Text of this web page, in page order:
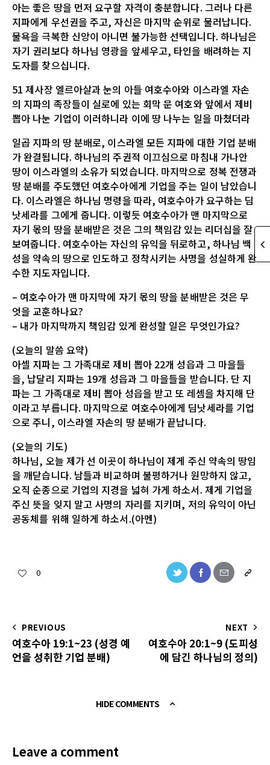
아는 좋은 땅을 먼저 요구할 자격이 충분합니다. 그러나 다른
지파에게 우선권을 주고, 자신은 마지막 순위로 물러납니다.
물욕을 극복한 신앙이 아니면 불가능한 선택입니다. 하나님은
자기 권리보다 하나님 영광을 앞세우고, 타인을 배려하는 지
도자를 찾으십니다.
51 제사장 엘르아살과 눈의 아들 여호수아와 이스라엘 자손
의 지파의 족장들이 실로에 있는 회막 문 여호와 앞에서 제비
뽑아 나눈 기업이 이러하니라 이에 땅 나누는 일을 마쳤더라
일곱 지파의 땅 분배로, 이스라엘 모든 지파에 대한 기업 분배
가 완결됩니다. 하나님의 주권적 이끄심으로 마침내 가나안
땅이 이스라엘의 소유가 되었습니다. 마지막으로 정복 전쟁과
땅 분배를 주도했던 여호수아에게 기업을 주는 일이 남았습니
다. 이스라엘은 하나님 명령을 따라, 여호수아가 요구하는 딤
낫세라를 그에게 줍니다. 이렇듯 여호수아가 맨 마지막으로
자기 몫의 땅을 분배받은 것은 그의 책임감 있는 리더십을 잘
보여줍니다. 여호수아는 자신의 유익을 뒤로하고, 하나님 백
성을 약속의 땅으로 인도하고 정착시키는 사명을 성실하게 완
수한 지도자입니다.
– 여호수아가 맨 마지막에 자기 몫의 땅을 분배받은 것은 무
엇을 교훈하나요?
– 내가 마지막까지 책임감 있게 완성할 일은 무엇인가요?
(오늘의 말씀 요약)
아셀 지파는 그 가족대로 제비 뽑아 22개 성읍과 그 마을들
을, 납달리 지파는 19개 성읍과 그 마을들을 받습니다. 단 지
파는 그 가족대로 제비 뽑아 성읍을 받고 또 레셈을 차지해 단
이라고 부릅니다. 마지막으로 여호수아에게 딤낫세라를 기업
으로 주니, 이스라엘 자손의 땅 분배가 끝납니다.
(오늘의 기도)
하나님, 오늘 제가 선 이곳이 하나님이 제게 주신 약속의 땅임
을 깨닫습니다. 남들과 비교하며 불평하거나 원망하지 않고,
오직 순종으로 기업의 지경을 넓혀 가게 하소서. 제게 기업을
주신 뜻을 잊지 말고 사명의 자리를 지키며, 저의 유익이 아닌
공동체를 위해 일하게 하소서.(아멘)
0
PREVIOUS
여호수아 19:1~23 (성경 예
언을 성취한 기업 분배)
NEXT
여호수아 20:1~9 (도피성
에 담긴 하나님의 정의)
HIDE COMMENTS
Leave a comment